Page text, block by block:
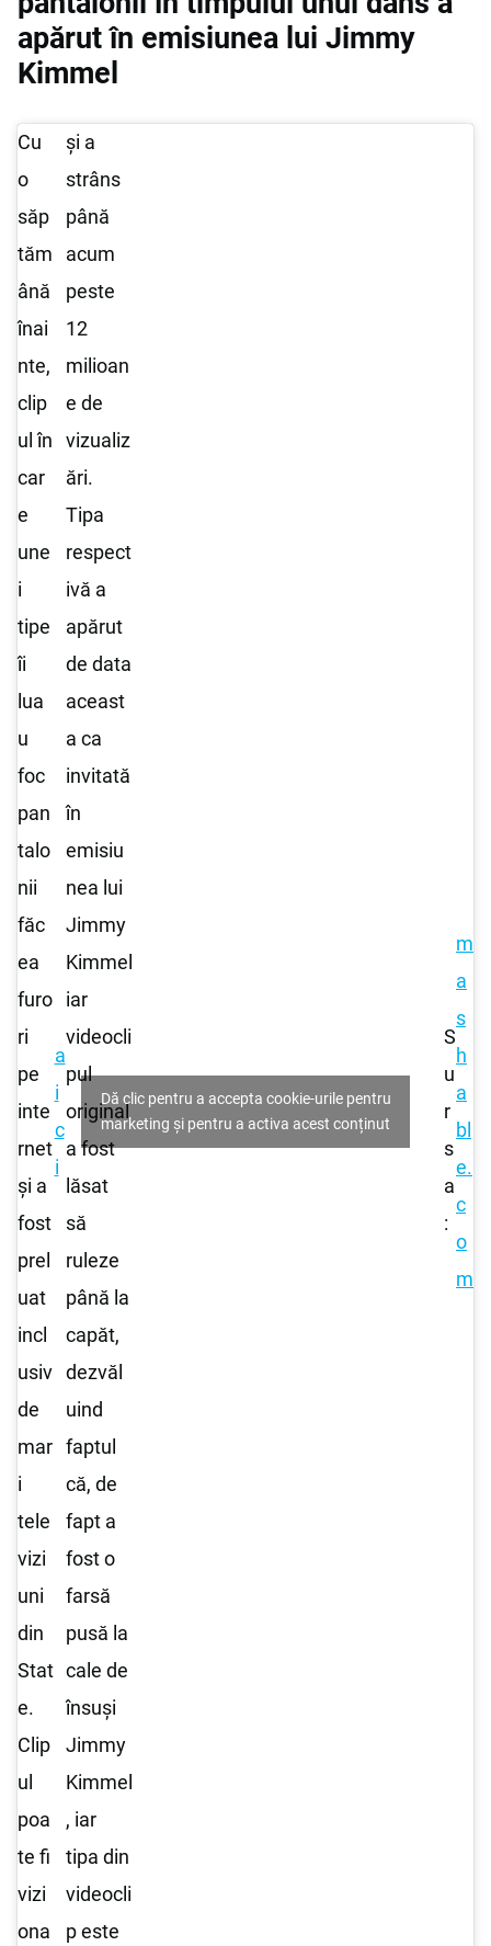
apărut în emisiunea lui Jimmy
Kimmel
Cu
o
săp
tăm
ână
înai
nte,
clip
ul în
car
e
une
i
tipe
îi
lua
u
foc
pan
talo
nii
făc
ea
furo
ri
pe
inte
rnet
și a
fost
prel
uat
incl
usiv
de
mar
i
tele
vizi
uni
din
Stat
e.
Clip
ul
poa
te fi
vizi
ona
a
i
c
i
și a
strâns
până
acum
peste
12
milioan
e de
vizualiz
ări.
Tipa
respect
ivă a
apărut
de data
aceast
a ca
invitată
în
emisiu
nea lui
Jimmy
Kimmel
iar
videocli
pul
original
a fost
lăsat
să
ruleze
până la
capăt,
dezvăl
uind
faptul
că, de
fapt a
fost o
farsă
pusă la
cale de
însuși
Jimmy
Kimmel
, iar
tipa din
videocli
p este
S
u
r
s
a
:
m
a
s
h
a
bl
e.
c
o
m
Dă clic pentru a accepta cookie-urile pentru
marketing și pentru a activa acest conținut